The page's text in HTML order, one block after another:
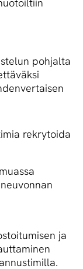
pohjalta
rekrytoida
ja